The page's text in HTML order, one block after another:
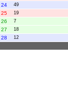
24 49
25 19
26 7
27 18
28 12